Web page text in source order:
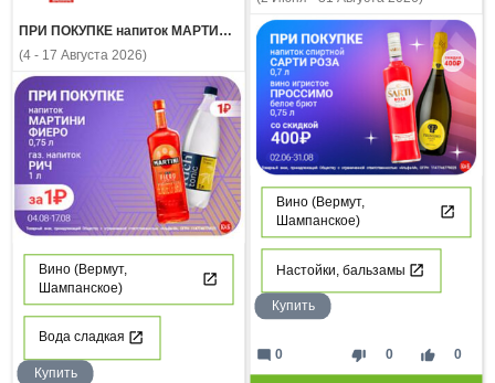
Вино (Вермут,
Шампанское)
Настойки, бальзамы
Купить
thumb_down 0 thumb_up 0
mode_comment 0
ПРИ ПОКУПКЕ напиток МАРТИНИ ФИЕРО 0,75л газ напиток РИЧ 1л за 1 рубль
(4 - 17 Августа 2026)
Вино (Вермут,
Шампанское)
Вода сладкая
Купить